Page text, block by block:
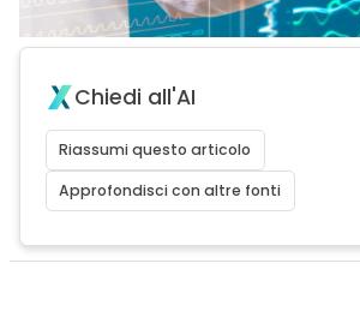
Chiedi all'AI
Riassumi questo articolo
Approfondisci con altre fonti